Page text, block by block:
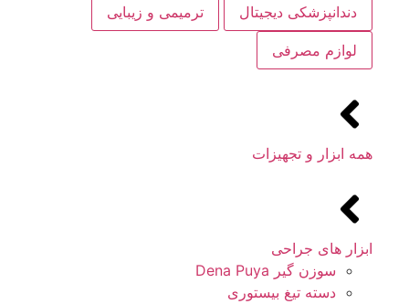
دندانپزشکی دیجیتال ترمیمی و زیبایی
لوازم مصرفی
همه ابزار و تجهیزات
ابزار های جراحی
سوزن گیر Dena Puya
دسته تیغ بیستوری